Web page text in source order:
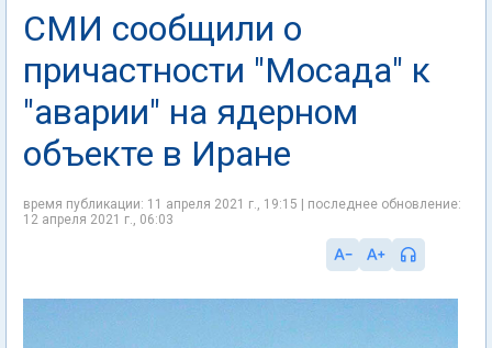
СМИ сообщили о
причастности "Мосада" к
"аварии" на ядерном
объекте в Иране
время публикации: 11 апреля 2021 г., 19:15 | последнее обновление:
12 апреля 2021 г., 06:03